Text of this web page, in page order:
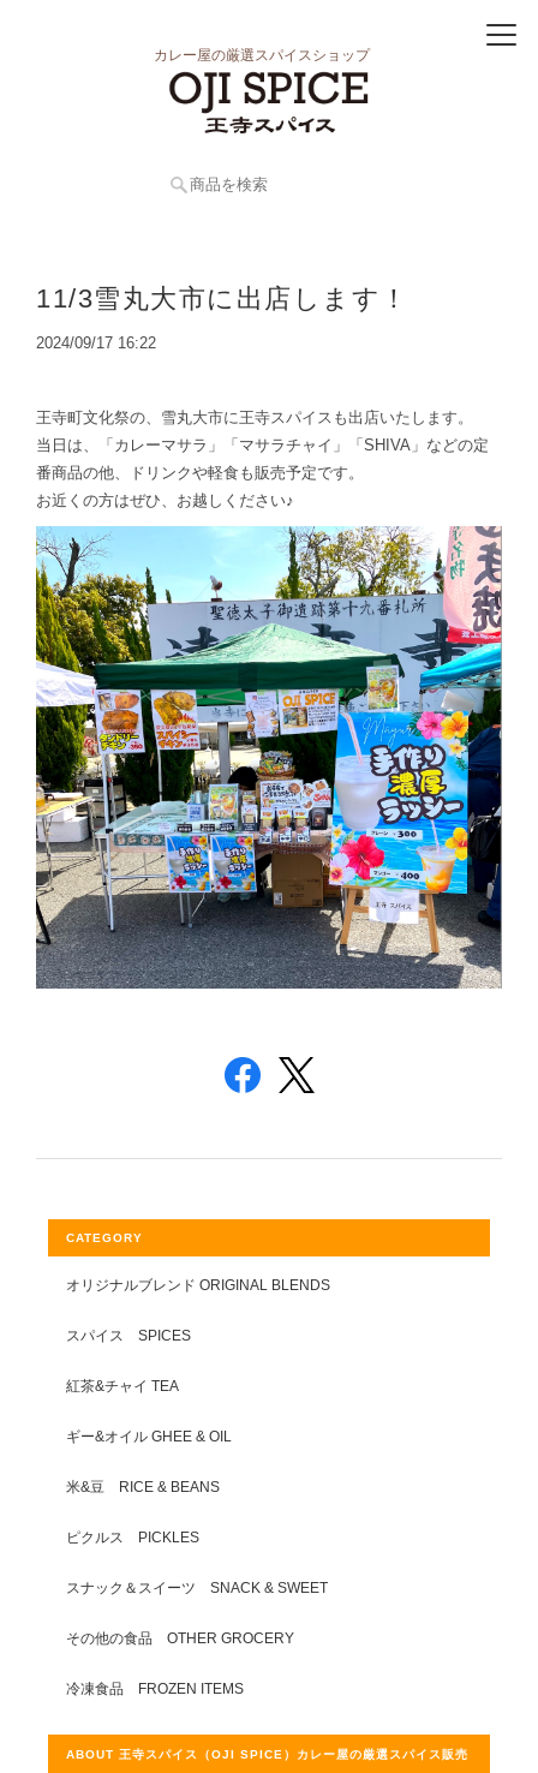
カレー屋の厳選スパイスショップ
11/3雪丸大市に出店します！
2024/09/17 16:22
王寺町文化祭の、雪丸大市に王寺スパイスも出店いたします。
当日は、「カレーマサラ」「マサラチャイ」「SHIVA」などの定
番商品の他、ドリンクや軽食も販売予定です。
お近くの方はぜひ、お越しください♪
CATEGORY
オリジナルブレンド ORIGINAL BLENDS
スパイス SPICES
紅茶&チャイ TEA
ギー&オイル GHEE & OIL
米&豆 RICE & BEANS
ピクルス PICKLES
スナック＆スイーツ SNACK & SWEET
その他の食品 OTHER GROCERY
冷凍食品 FROZEN ITEMS
ABOUT 王寺スパイス（OJI SPICE）カレー屋の厳選スパイス販売